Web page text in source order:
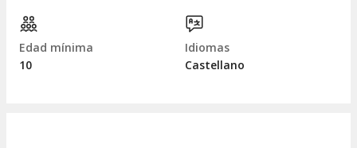
Edad mínima
10
Idiomas
Castellano